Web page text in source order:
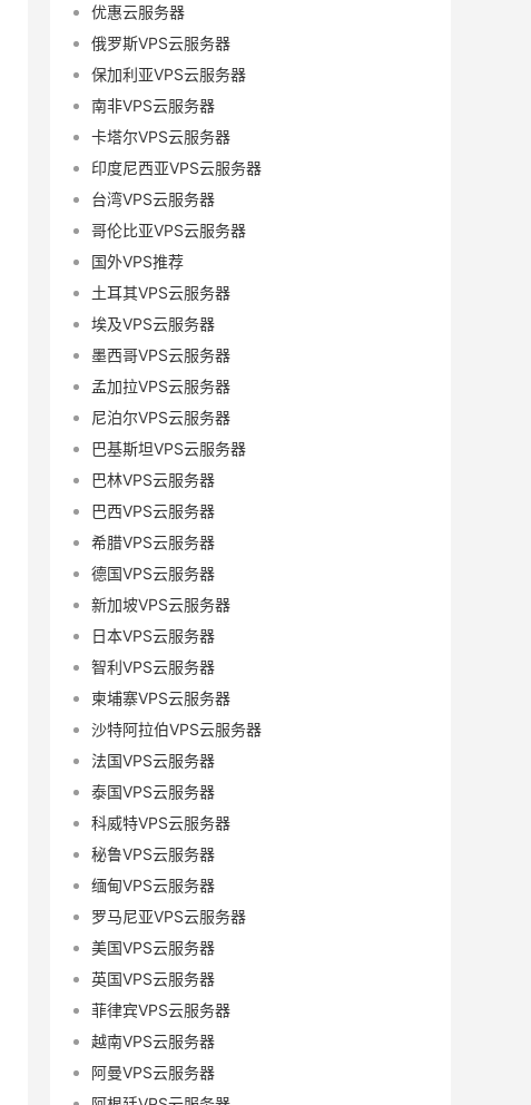
优惠云服务器
俄罗斯VPS云服务器
保加利亚VPS云服务器
南非VPS云服务器
卡塔尔VPS云服务器
印度尼西亚VPS云服务器
台湾VPS云服务器
哥伦比亚VPS云服务器
国外VPS推荐
土耳其VPS云服务器
埃及VPS云服务器
墨西哥VPS云服务器
孟加拉VPS云服务器
尼泊尔VPS云服务器
巴基斯坦VPS云服务器
巴林VPS云服务器
巴西VPS云服务器
希腊VPS云服务器
德国VPS云服务器
新加坡VPS云服务器
日本VPS云服务器
智利VPS云服务器
柬埔寨VPS云服务器
沙特阿拉伯VPS云服务器
法国VPS云服务器
泰国VPS云服务器
科威特VPS云服务器
秘鲁VPS云服务器
缅甸VPS云服务器
罗马尼亚VPS云服务器
美国VPS云服务器
英国VPS云服务器
菲律宾VPS云服务器
越南VPS云服务器
阿曼VPS云服务器